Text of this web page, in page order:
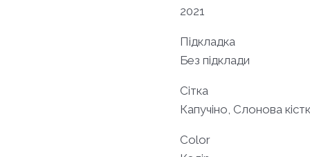
2021
Підкладка
Без підклади
Сітка
Капучіно, Слонова
Color